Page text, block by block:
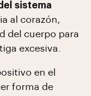
sistema
al corazón,
del cuerpo para
excesiva.
en el
forma de